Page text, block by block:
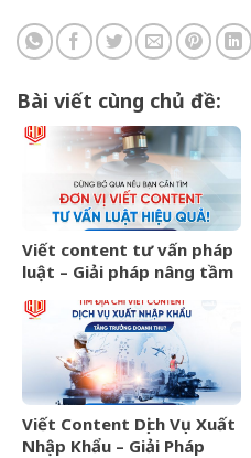
Bài viết cùng chủ đề:
Viết content tư vấn pháp
luật – Giải pháp nâng tầm
khách hàng hiệu quả
Viết Content Dịch Vụ Xuất
Nhập Khẩu – Giải Pháp